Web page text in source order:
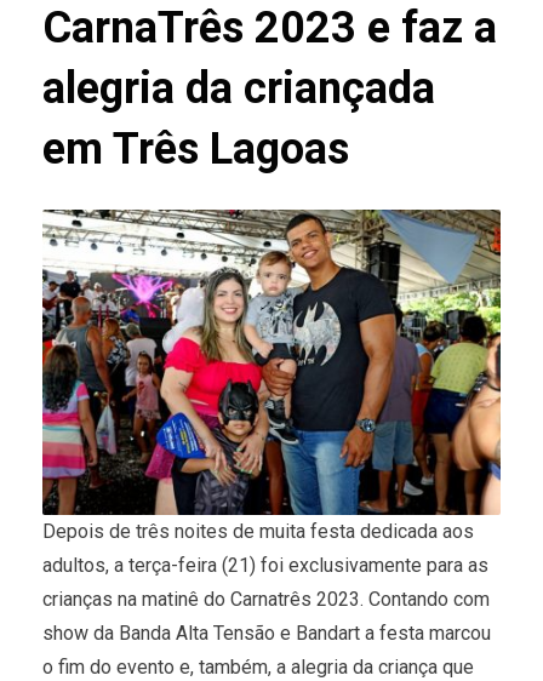
CarnaTrês 2023 e faz a
alegria da criançada
em Três Lagoas
Depois de três noites de muita festa dedicada aos
adultos, a terça-feira (21) foi exclusivamente para as
crianças na matinê do Carnatrês 2023. Contando com
show da Banda Alta Tensão e Bandart a festa marcou
o fim do evento e, também, a alegria da criança que